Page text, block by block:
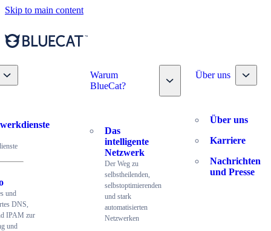
Skip to main content
Toggle nav dropdown
und
DNS,
IPAM zur
und
Warum
BlueCat?
Toggle nav dropdown
Das
intelligente
Netzwerk
Der Weg zu
selbstheilenden,
selbstoptimierenden
und stark
automatisierten
Netzwerken
Über uns Toggle
Über uns
Karriere
Nachrichten
und Presse